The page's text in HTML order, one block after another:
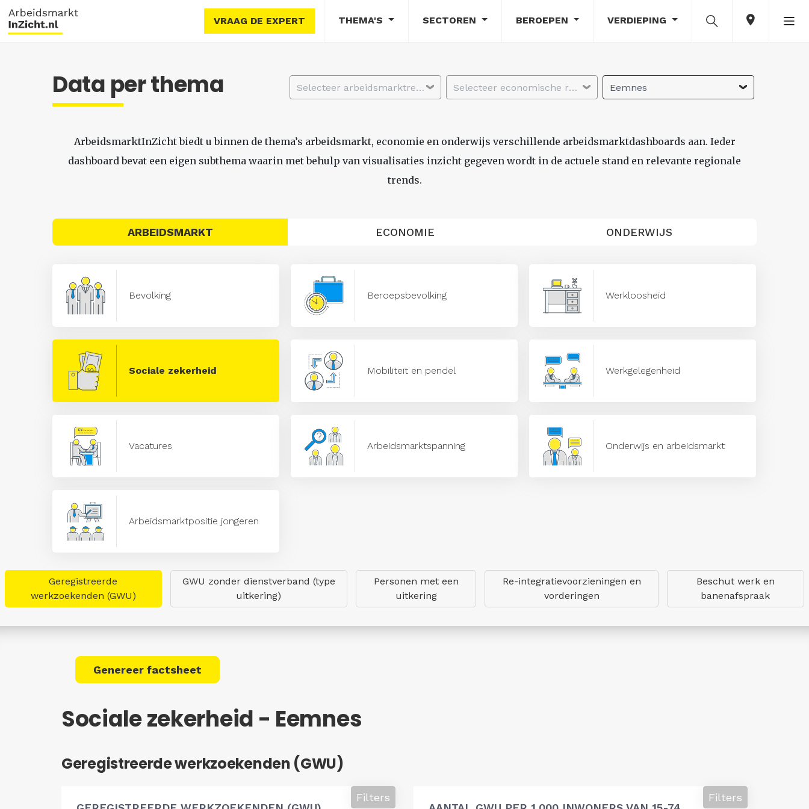
VRAAG DE EXPERT THEMA'S SECTOREN BEROEPEN VERDIEPING
Data per thema Selecteer arbeidsmarktregio Selecteer economische regio Eemnes
ArbeidsmarktInZicht biedt u binnen de thema’s arbeidsmarkt, economie en onderwijs verschillende arbeidsmarktdashboards aan. Ieder
dashboard bevat een eigen subthema waarin met behulp van visualisaties inzicht gegeven wordt in de actuele stand en relevante regionale
trends.
ARBEIDSMARKT ECONOMIE ONDERWIJS
Bevolking Beroepsbevolking Werkloosheid
Sociale zekerheid Mobiliteit en pendel Werkgelegenheid
Vacatures Arbeidsmarktspanning Onderwijs en arbeidsmarkt
Arbeidsmarktpositie jongeren
Geregistreerde
werkzoekenden (GWU)
GWU zonder dienstverband (type
uitkering)
Personen met een
uitkering
Re-integratievoorzieningen en
vorderingen
Beschut werk en
banenafspraak
Genereer factsheet
Sociale zekerheid - Eemnes
Geregistreerde werkzoekenden (GWU)
Filters
Filters